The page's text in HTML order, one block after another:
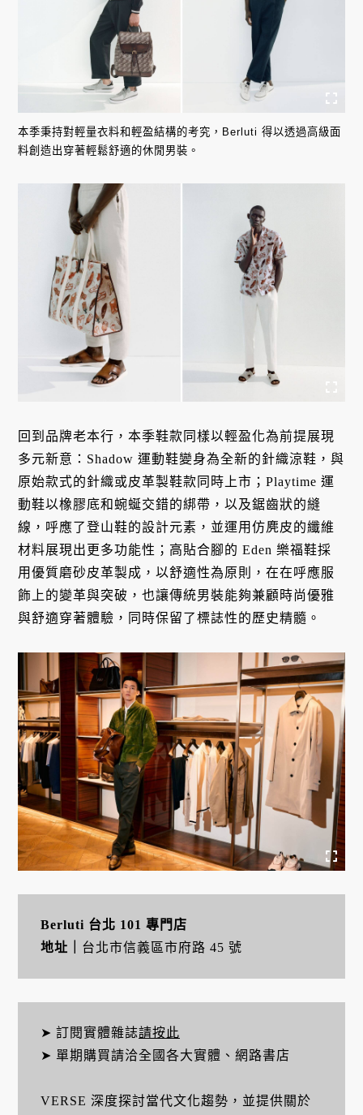
本季秉持對輕量衣料和輕盈結構的考究，Berluti 得以透過高級面
料創造出穿著輕鬆舒適的休閒男裝。
回到品牌老本行，本季鞋款同樣以輕盈化為前提展現
多元新意：Shadow 運動鞋變身為全新的針織涼鞋，與
原始款式的針織或皮革製鞋款同時上市；Playtime 運
動鞋以橡膠底和蜿蜒交錯的綁帶，以及鋸齒狀的縫
線，呼應了登山鞋的設計元素，並運用仿麂皮的纖維
材料展現出更多功能性；高貼合腳的 Eden 樂福鞋採
用優質磨砂皮革製成，以舒適性為原則，在在呼應服
飾上的變革與突破，也讓傳統男裝能夠兼顧時尚優雅
與舒適穿著體驗，同時保留了標誌性的歷史精髓。
Berluti 台北 101 專門店
地址｜ 台北市信義區市府路 45 號
➤ 訂閱實體雜誌請按此
➤ 單期購買請洽全國各大實體、網路書店
VERSE 深度探討當代文化趨勢，並提供關於